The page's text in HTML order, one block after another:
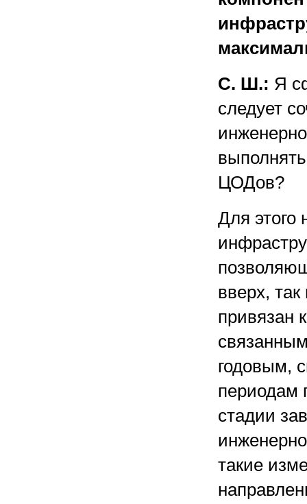
С. Ш.: Я
следует
ЦОДов?
Для этого
вверх,
привязан
годовым,
периодам
стадии
такие